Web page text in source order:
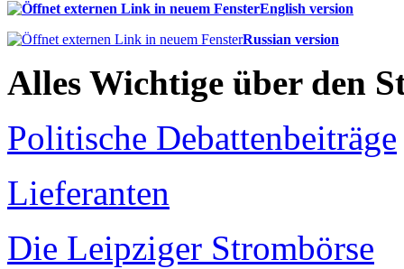
English version
Russian version
Alles Wichtige über den
Politische Debattenbeiträge
Lieferanten
Die Leipziger Strombörse